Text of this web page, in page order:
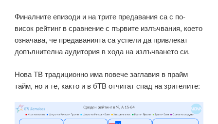
Финалните епизоди и на трите предавания са с по-
висок рейтинг в сравнение с първите излъчвания, което
означава, че предаванията са успели да привлекат
допълнителна аудитория в хода на излъчването си.
Нова ТВ традиционно има повече заглавия в прайм
тайм, но и те, както и в бТВ отчитат спад на зрителите: